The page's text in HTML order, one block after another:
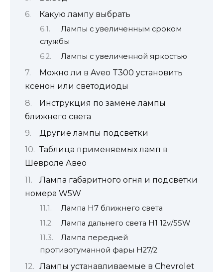
Какую лампу выбрать
Лампы с увеличенным сроком
службы
Лампы с увеличенной яркостью
Можно ли в Aveo T300 установить
ксенон или светодиоды
Инструкция по замене лампы
ближнего света
Другие лампы подсветки
Таблица применяемых ламп в
Шевроле Авео
Лампа габаритного огня и подсветки
номера W5W
Лампа H7 ближнего света
Лампа дальнего света H1 12v/55W
Лампа передней
противотуманной фары H27/2
Лампы устанавливаемые в Chevrolet